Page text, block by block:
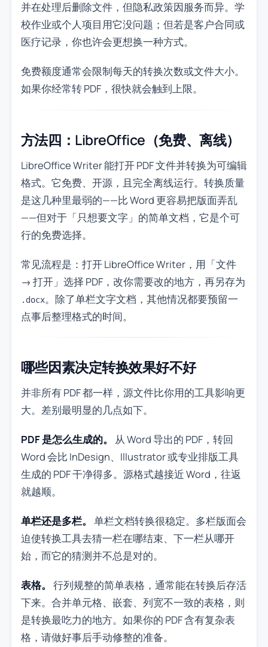
并在处理后删除文件，但隐私政策因服务而异。学
校作业或个人项目用它没问题；但若是客户合同或
医疗记录，你也许会更想换一种方式。
免费额度通常会限制每天的转换次数或文件大小。
如果你经常转 PDF，很快就会触到上限。
方法四：LibreOffice（免费、离线）
LibreOffice Writer 能打开 PDF 文件并转换为可编辑
格式。它免费、开源，且完全离线运行。转换质量
是这几种里最弱的——比 Word 更容易把版面弄乱
——但对于「只想要文字」的简单文档，它是个可
行的免费选择。
常见流程是：打开 LibreOffice Writer，用「文件
→ 打开」选择 PDF，改你需要改的地方，再另存为
.docx。除了单栏文字文档，其他情况都要预留一
点事后整理格式的时间。
哪些因素决定转换效果好不好
并非所有 PDF 都一样，源文件比你用的工具影响更
大。差别最明显的几点如下。
PDF 是怎么生成的。
从 Word 导出的 PDF，转回
Word 会比 InDesign、Illustrator 或专业排版工具
生成的 PDF 干净得多。源格式越接近 Word，往返
就越顺。
单栏还是多栏。 单栏文档转换很稳定。多栏版面会
迫使转换工具去猜一栏在哪结束、下一栏从哪开
始，而它的猜测并不总是对的。
表格。 行列规整的简单表格，通常能在转换后存活
下来。合并单元格、嵌套、列宽不一致的表格，则
是转换最吃力的地方。如果你的 PDF 含有复杂表
格，请做好事后手动修整的准备。